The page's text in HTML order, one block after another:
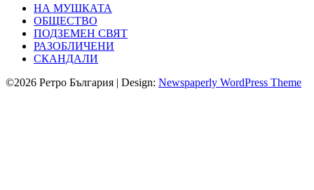
НА МУШКАТА
ОБЩЕСТВО
ПОДЗЕМЕН СВЯТ
РАЗОБЛИЧЕНИ
СКАНДАЛИ
©2026 Ретро България | Design: Newspaperly WordPress Theme